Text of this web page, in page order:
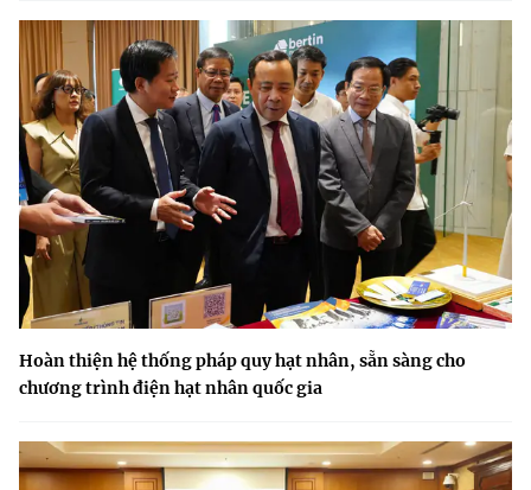
Hoàn thiện hệ thống pháp quy hạt nhân, sẵn sàng cho
chương trình điện hạt nhân quốc gia